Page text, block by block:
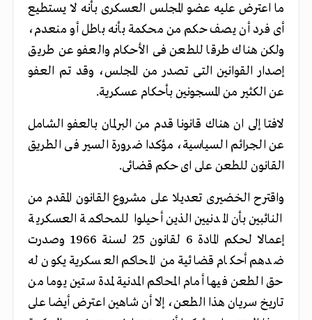
ما اعترض عليه عضو المجلس العسكرى بأنه لا يستطيع
أى فرد أن يصف حكم من محكمة بأنه باطل أو منعدم،
ولكن هناك طرقا للطعن فى الأحكام والعفو عن طريق
إصدار القوانين التى تصدر من المجلس، وقد تم العفو
عن الكثير من المسجونين بأحكام عسكرية.
لافتا إلى ان هناك قانونا قدم من البرلمان بالعفو الشامل
عن الجرائم السياسية، مؤكدا ضرورة السير فى الطريق
القانون للطعن على اى حكم قضائى.
واقترح الخضيرى تعديلا على مشروع القانون المقدم من
النائبين بأن المدنيين الذين أحيلوا للمحاكمة العسكرية
إعمالا لحكم المادة 6 لقانون 25 لسنة 1966 وصدرت
ضدهم أحكام قضائية من المحاكم العسكرية يكون له
حق الطعن فيها أمام المحاكم المدنية لمدة ستين يوما من
تاريخ سريان هذا الطعن، إلا أن شاهين اعترض أيضا على